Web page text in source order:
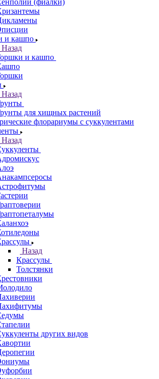
(фиалки)
и кашпо
Назад
и кашпо
Назад
для хищных растений
флорариумы с суккулентами
Назад
Назад
Крассулы
Толстянки
других видов